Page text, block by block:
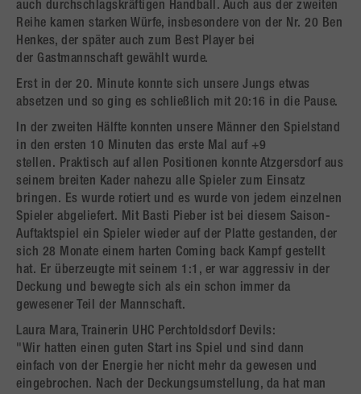
auch durchschlagskräftigen Handball. Auch aus der zweiten
Reihe kamen starken Würfe, insbesondere von der Nr. 20 Ben
Henkes, der später auch zum Best Player bei
der Gastmannschaft gewählt wurde.
Erst in der 20. Minute konnte sich unsere Jungs etwas
absetzen und so ging es schließlich mit 20:16 in die Pause.
In der zweiten Hälfte konnten unsere Männer den Spielstand
in den ersten 10 Minuten das erste Mal auf +9
stellen. Praktisch auf allen Positionen konnte Atzgersdorf aus
seinem breiten Kader nahezu alle Spieler zum Einsatz
bringen. Es wurde rotiert und es wurde von jedem einzelnen
Spieler abgeliefert. Mit Basti Pieber ist bei diesem Saison-
Auftaktspiel ein Spieler wieder auf der Platte gestanden, der
sich 28 Monate einem harten Coming back Kampf gestellt
hat. Er überzeugte mit seinem 1:1, er war aggressiv in der
Deckung und bewegte sich als ein schon immer da
gewesener Teil der Mannschaft.
Laura Mara, Trainerin UHC Perchtoldsdorf Devils:
"Wir hatten einen guten Start ins Spiel und sind dann
einfach von der Energie her nicht mehr da gewesen und
eingebrochen. Nach der Deckungsumstellung, da hat man